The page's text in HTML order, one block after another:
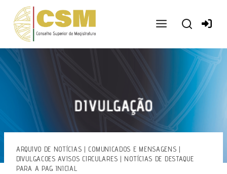
conteúdo
ARQUIVO DE NOTÍCIAS | COMUNICADOS E MENSAGENS |
DIVULGACOES AVISOS CIRCULARES | NOTÍCIAS DE DESTAQUE
PARA A PAG INICIAL